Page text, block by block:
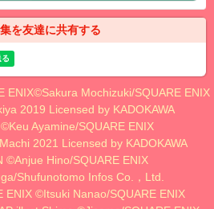
を友達に共有する
ENIX©Sakura Mochizuki/SQUARE ENIX
2019 Licensed by KADOKAWA
Ayamine/SQUARE ENIX
2021 Licensed by KADOKAWA
©Anjue Hino/SQUARE ENIX
Shufunotomo Infos Co.，Ltd.
ENIX ©Itsuki Nanao/SQUARE ENIX